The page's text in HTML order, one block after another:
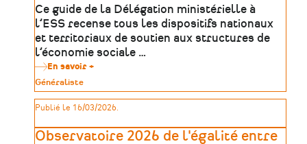
Ce guide de la Délégation ministérielle à
l’ESS recense tous les dispositifs nationaux
et territoriaux de soutien aux structures de
l’économie sociale …
En savoir +
de
l'ESS
S'orienter
dans
Type
de
patrimoine
Généraliste
Publié le 16/03/2026.
Observatoire 2026 de l'égalité entre